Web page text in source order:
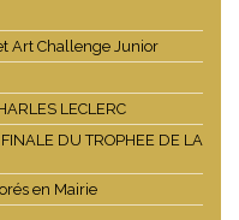
d’Arts Plastiques / Pavillon
REMPORTE LA
PAR LES ENFANTS DU
Carlo : 2 prix "Mairie de